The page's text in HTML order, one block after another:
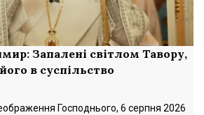
Запалені світлом Тавору,
в суспільство
Господнього, 6 серпня 2026